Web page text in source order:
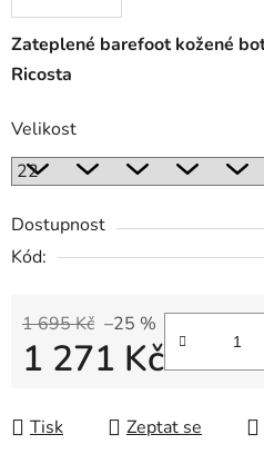
Zateplené barefoot kožené
Ricosta
Velikost
Dostupnost
Kód:
1 695 Kč –25 %
1 271 Kč
Tisk Zeptat se